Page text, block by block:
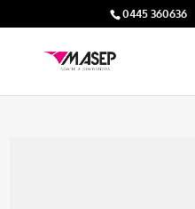
0445 360636